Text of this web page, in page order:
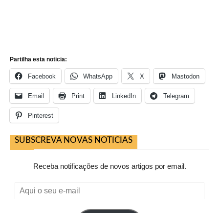
Partilha esta noticia:
Facebook WhatsApp X Mastodon
Email Print LinkedIn Telegram
Pinterest
SUBSCREVA NOVAS NOTICIAS
Receba notificações de novos artigos por email.
Aqui
o